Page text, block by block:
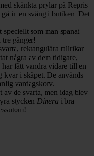
skänkta prylar på Repris
gå in en sväng i butiken. Det
som man spanat
gånger!
rektangulära tallrikar
några av dem tidigare,
har fått vandra vidare till en
kvar i skåpet. De används
vardagskorv.
av de svarta, men idag blev
stycken Dinera i bra